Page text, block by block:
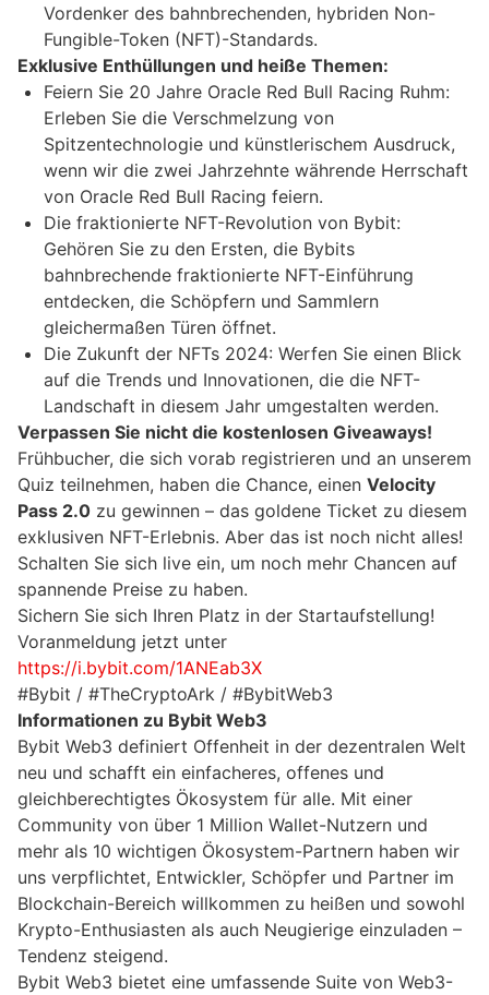
Vordenker des bahnbrechenden, hybriden Non-
Fungible-Token (NFT)-Standards.
Exklusive Enthüllungen und heiße Themen:
Feiern Sie 20 Jahre Oracle Red Bull Racing Ruhm:
Erleben Sie die Verschmelzung von
Spitzentechnologie und künstlerischem Ausdruck,
wenn wir die zwei Jahrzehnte währende Herrschaft
von Oracle Red Bull Racing feiern.
Die fraktionierte NFT-Revolution von Bybit:
Gehören Sie zu den Ersten, die Bybits
bahnbrechende fraktionierte NFT-Einführung
entdecken, die Schöpfern und Sammlern
gleichermaßen Türen öffnet.
Die Zukunft der NFTs 2024: Werfen Sie einen Blick
auf die Trends und Innovationen, die die NFT-
Landschaft in diesem Jahr umgestalten werden.
Verpassen Sie nicht die kostenlosen Giveaways!
Frühbucher, die sich vorab registrieren und an unserem
Quiz teilnehmen, haben die Chance, einen Velocity
Pass 2.0 zu gewinnen – das goldene Ticket zu diesem
exklusiven NFT-Erlebnis. Aber das ist noch nicht alles!
Schalten Sie sich live ein, um noch mehr Chancen auf
spannende Preise zu haben.
Sichern Sie sich Ihren Platz in der Startaufstellung!
Voranmeldung jetzt unter
https://i.bybit.com/1ANEab3X
#Bybit / #TheCryptoArk / #BybitWeb3
Informationen zu Bybit Web3
Bybit Web3 definiert Offenheit in der dezentralen Welt
neu und schafft ein einfacheres, offenes und
gleichberechtigtes Ökosystem für alle. Mit einer
Community von über 1 Million Wallet-Nutzern und
mehr als 10 wichtigen Ökosystem-Partnern haben wir
uns verpflichtet, Entwickler, Schöpfer und Partner im
Blockchain-Bereich willkommen zu heißen und sowohl
Krypto-Enthusiasten als auch Neugierige einzuladen –
Tendenz steigend.
Bybit Web3 bietet eine umfassende Suite von Web3-